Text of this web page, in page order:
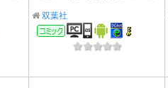
双葉社
コミック